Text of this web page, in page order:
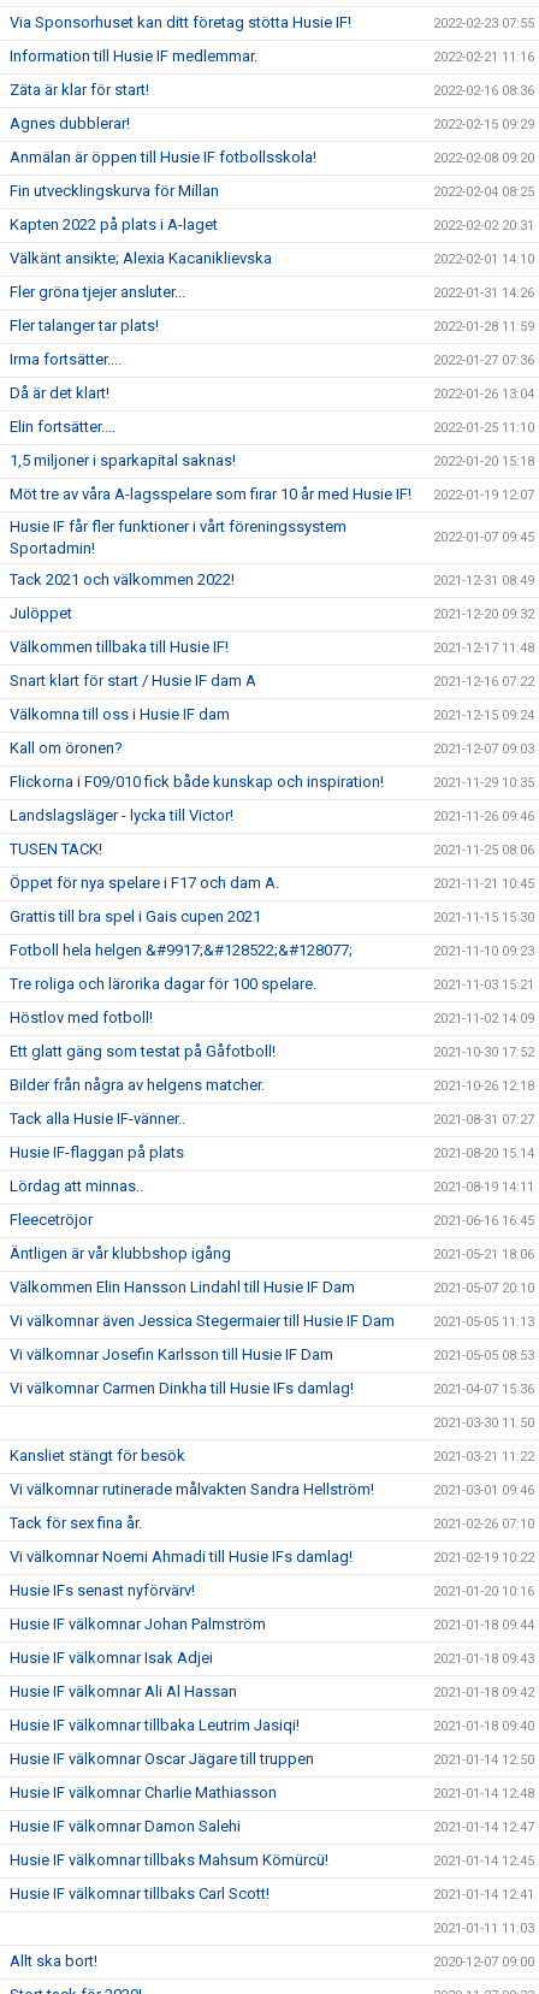
Via Sponsorhuset kan ditt företag stötta Husie IF! 2022-02-23 07:55
Information till Husie IF medlemmar. 2022-02-21 11:16
Zäta är klar för start! 2022-02-16 08:36
Agnes dubblerar! 2022-02-15 09:29
Anmälan är öppen till Husie IF fotbollsskola! 2022-02-08 09:20
Fin utvecklingskurva för Millan 2022-02-04 08:25
Kapten 2022 på plats i A-laget 2022-02-02 20:31
Välkänt ansikte; Alexia Kacaniklievska 2022-02-01 14:10
Fler gröna tjejer ansluter... 2022-01-31 14:26
Fler talanger tar plats! 2022-01-28 11:59
Irma fortsätter.... 2022-01-27 07:36
Då är det klart! 2022-01-26 13:04
Elin fortsätter.... 2022-01-25 11:10
1,5 miljoner i sparkapital saknas! 2022-01-20 15:18
Möt tre av våra A-lagsspelare som firar 10 år med Husie IF! 2022-01-19 12:07
Husie IF får fler funktioner i vårt föreningssystem
Sportadmin!
2022-01-07 09:45
Tack 2021 och välkommen 2022! 2021-12-31 08:49
Julöppet 2021-12-20 09:32
Välkommen tillbaka till Husie IF! 2021-12-17 11:48
Snart klart för start / Husie IF dam A 2021-12-16 07:22
Välkomna till oss i Husie IF dam 2021-12-15 09:24
Kall om öronen? 2021-12-07 09:03
Flickorna i F09/010 fick både kunskap och inspiration! 2021-11-29 10:35
Landslagsläger - lycka till Victor! 2021-11-26 09:46
TUSEN TACK! 2021-11-25 08:06
Öppet för nya spelare i F17 och dam A. 2021-11-21 10:45
Grattis till bra spel i Gais cupen 2021 2021-11-15 15:30
Fotboll hela helgen &#9917;&#128522;&#128077; 2021-11-10 09:23
Tre roliga och lärorika dagar för 100 spelare. 2021-11-03 15:21
Höstlov med fotboll! 2021-11-02 14:09
Ett glatt gäng som testat på Gåfotboll! 2021-10-30 17:52
Bilder från några av helgens matcher. 2021-10-26 12:18
Tack alla Husie IF-vänner.. 2021-08-31 07:27
Husie IF-flaggan på plats 2021-08-20 15:14
Lördag att minnas.. 2021-08-19 14:11
Fleecetröjor 2021-06-16 16:45
Äntligen är vår klubbshop igång 2021-05-21 18:06
Välkommen Elin Hansson Lindahl till Husie IF Dam 2021-05-07 20:10
Vi välkomnar även Jessica Stegermaier till Husie IF Dam 2021-05-05 11:13
Vi välkomnar Josefin Karlsson till Husie IF Dam 2021-05-05 08:53
Vi välkomnar Carmen Dinkha till Husie IFs damlag! 2021-04-07 15:36
2021-03-30 11:50
Kansliet stängt för besök 2021-03-21 11:22
Vi välkomnar rutinerade målvakten Sandra Hellström! 2021-03-01 09:46
Tack för sex fina år. 2021-02-26 07:10
Vi välkomnar Noemi Ahmadi till Husie IFs damlag! 2021-02-19 10:22
Husie IFs senast nyförvärv! 2021-01-20 10:16
Husie IF välkomnar Johan Palmström 2021-01-18 09:44
Husie IF välkomnar Isak Adjei 2021-01-18 09:43
Husie IF välkomnar Ali Al Hassan 2021-01-18 09:42
Husie IF välkomnar tillbaka Leutrim Jasiqi! 2021-01-18 09:40
Husie IF välkomnar Oscar Jägare till truppen 2021-01-14 12:50
Husie IF välkomnar Charlie Mathiasson 2021-01-14 12:48
Husie IF välkomnar Damon Salehi 2021-01-14 12:47
Husie IF välkomnar tillbaks Mahsum Kömürcü! 2021-01-14 12:45
Husie IF välkomnar tillbaks Carl Scott! 2021-01-14 12:41
2021-01-11 11:03
Allt ska bort! 2020-12-07 09:00